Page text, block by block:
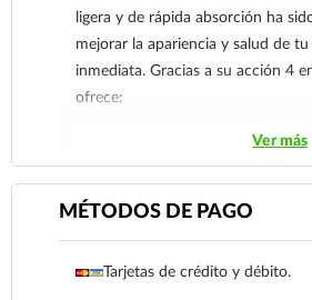
ligera y de rápida absorción ha
mejorar la apariencia y salud de
inmediata. Gracias a su acción 4
ofrece:
Aporta una
2.Control Total del Frizz:
Protección Térmica:
Actúa
Ver más
MÉTODOS DE PAGO
Tarjetas de crédito y débito.